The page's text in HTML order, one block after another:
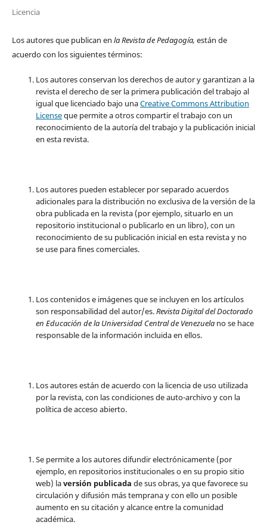
Licencia
Los autores que publican en la Revista de Pedagogía, están de
acuerdo con los siguientes términos:
Los autores conservan los derechos de autor y garantizan a la
revista el derecho de ser la primera publicación del trabajo al
igual que licenciado bajo unaCreative Commons Attribution
Licenseque permite a otros compartir el trabajo con un
reconocimiento de la autoría del trabajo y la publicación inicial
en esta revista.
Los autores pueden establecer por separado acuerdos
adicionales para la distribución no exclusiva de la versión de la
obra publicada en la revista (por ejemplo, situarlo en un
repositorio institucional o publicarlo en un libro), con un
reconocimiento de su publicación inicial en esta revista y no
se use para fines comerciales.
Los contenidos e imágenes que se incluyen en los artículos
son responsabilidad del autor/es.Revista Digital del Doctorado
en Educación de la Universidad Central de Venezuelano se hace
responsable de la información incluida en ellos.
Los autores están de acuerdo con la licencia de uso utilizada
por la revista, con las condiciones de auto-archivo y con la
política de acceso abierto.
Se permite a los autores difundir electrónicamente (por
ejemplo, en repositorios institucionales o en su propio sitio
web) laversión publicada de sus obras, ya que favorece su
circulación y difusión más temprana y con ello un posible
aumento en su citación y alcance entre la comunidad
académica.